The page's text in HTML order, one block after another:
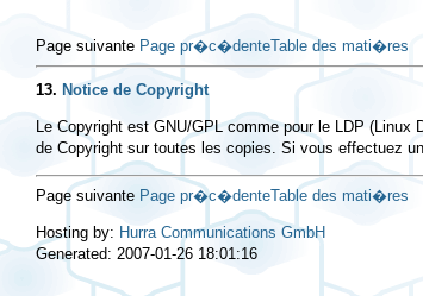
Page suivante Page pr�c�denteTable des mati�res
13. Notice de Copyright
Le Copyright est GNU/GPL comme pour le LDP
de Copyright sur toutes les copies. Si vous effectuez
Page suivante Page pr�c�denteTable des mati�res
Hosting by: Hurra Communications GmbH
Generated: 2007-01-26 18:01:16